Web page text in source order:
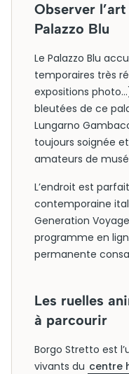
Observer
Palazzo Blu
Le Palazzo Blu
temporaires très
expositions
bleutées de ce
Lungarno
toujours soignée
amateurs de
L’endroit est
contemporaine
Generation
programme en
permanente
Les ruelles
à parcourir
Borgo Stretto est
vivants du centre